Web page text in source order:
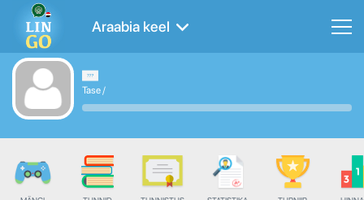
Araabia keel
Tase/